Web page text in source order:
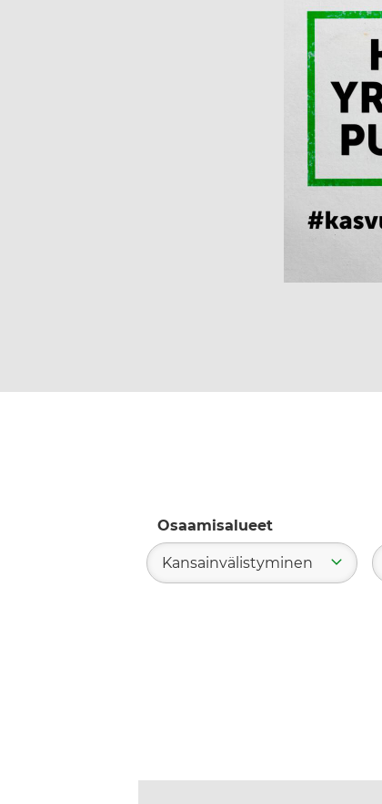
Osaamisalueet
Kansainvälistyminen